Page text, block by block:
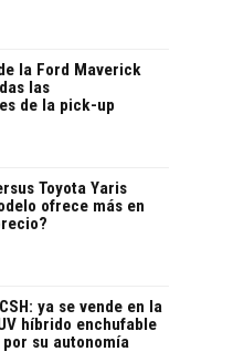
la Ford Maverick
las
de la pick-up
Toyota Yaris
ofrece más en
ya se vende en la
híbrido enchufable
su autonomía